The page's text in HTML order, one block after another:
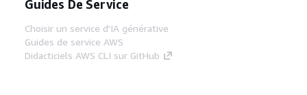
Guides De Service
Choisir un service d'IA générative
Guides de service AWS
Didacticiels AWS CLI sur GitHub